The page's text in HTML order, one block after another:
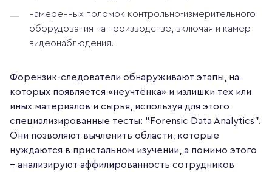
намеренных поломок контрольно-измерительного
оборудования на производстве, включая и камер
видеонаблюдения.
Форензик-следователи обнаруживают этапы, на
которых появляется «неучтёнка» и излишки тех или
иных материалов и сырья, используя для этого
специализированные тесты: “Forensic Data Analytics”.
Они позволяют вычленить области, которые
нуждаются в пристальном изучении, а помимо этого
– анализируют аффилированность сотрудников